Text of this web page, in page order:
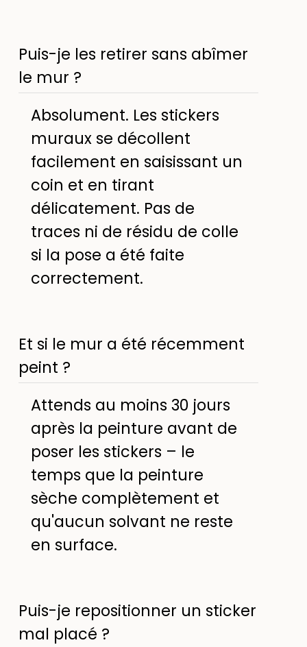
Puis-je les retirer sans abîmer
le mur ?
Absolument. Les stickers
muraux se décollent
facilement en saisissant un
coin et en tirant
délicatement. Pas de
traces ni de résidu de colle
si la pose a été faite
correctement.
Et si le mur a été récemment
peint ?
Attends au moins 30 jours
après la peinture avant de
poser les stickers – le
temps que la peinture
sèche complètement et
qu'aucun solvant ne reste
en surface.
Puis-je repositionner un sticker
mal placé ?